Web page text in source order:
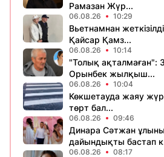
Рамазан Жүр...
06.08.26 10:29
Вьетнамнан
Қайсар Қамз...
06.08.26 10:14
"Толық ақталмаған":
Орынбек жылқыш...
06.08.26 10:04
Көкшетауда жаяу
төрт бал...
06.08.26 09:46
Динара Сәтжан
дайындықты бастап
06.08.26 08:17